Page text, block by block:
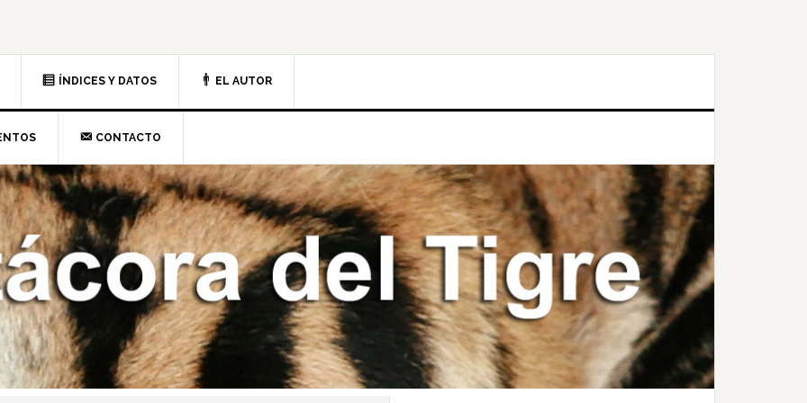
ÍNDICES Y DATOS EL AUTOR
CONTACTO